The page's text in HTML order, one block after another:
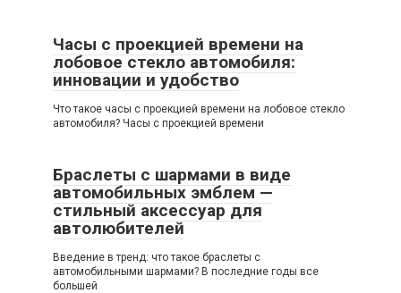
Часы с проекцией времени на
лобовое стекло автомобиля:
инновации и удобство
Что такое часы с проекцией времени на лобовое стекло
автомобиля? Часы с проекцией времени
Браслеты с шармами в виде
автомобильных эмблем —
стильный аксессуар для
автолюбителей
Введение в тренд: что такое браслеты с
автомобильными шармами? В последние годы все
большей